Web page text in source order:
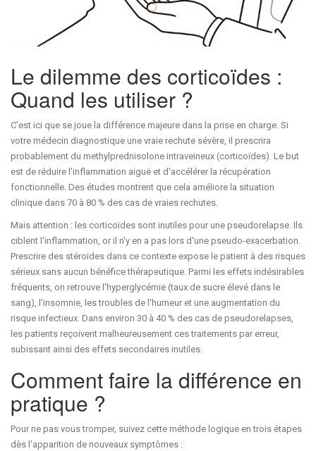
Le dilemme des corticoïdes :
Quand les utiliser ?
C'est ici que se joue la différence majeure dans la prise en charge. Si
votre médecin diagnostique une vraie rechute sévère, il prescrira
probablement du methylprednisolone intraveineux (corticoïdes). Le but
est de réduire l'inflammation aiguë et d'accélérer la récupération
fonctionnelle. Des études montrent que cela améliore la situation
clinique dans 70 à 80 % des cas de vraies rechutes.
Mais attention : les corticoïdes sont inutiles pour une pseudorelapse. Ils
ciblent l'inflammation, or il n'y en a pas lors d'une pseudo-exacerbation.
Prescrire des stéroïdes dans ce contexte expose le patient à des risques
sérieux sans aucun bénéfice thérapeutique. Parmi les effets indésirables
fréquents, on retrouve l'hyperglycémie (taux de sucre élevé dans le
sang), l'insomnie, les troubles de l'humeur et une augmentation du
risque infectieux. Dans environ 30 à 40 % des cas de pseudorelapses,
les patients reçoivent malheureusement ces traitements par erreur,
subissant ainsi des effets secondaires inutiles.
Comment faire la différence en
pratique ?
Pour ne pas vous tromper, suivez cette méthode logique en trois étapes
dès l'apparition de nouveaux symptômes :